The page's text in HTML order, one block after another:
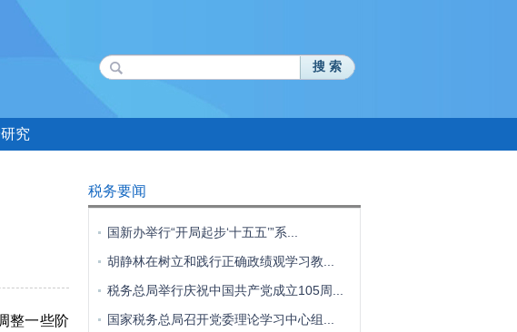
搜 索
究
整一些阶
税务要闻
国新办举行“开局起步‘十五五’”系...
胡静林在树立和践行正确政绩观学习教...
税务总局举行庆祝中国共产党成立105周...
国家税务总局召开党委理论学习中心组...